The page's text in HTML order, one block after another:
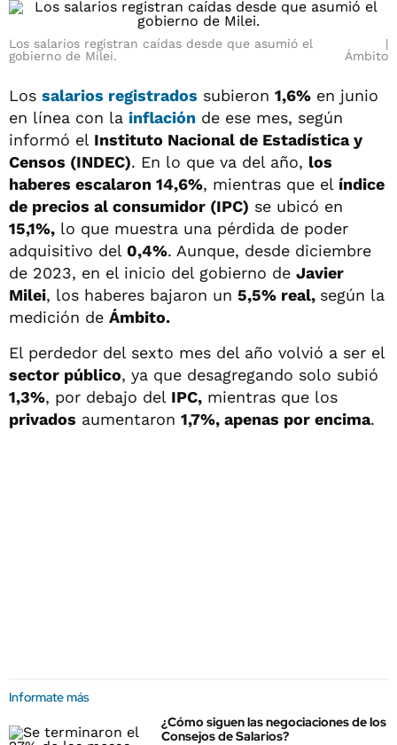
Los salarios registran caídas desde que asumió el
gobierno de Milei.
Ámbito
Los salarios registrados subieron 1,6% en junio
en línea con la inflación de ese mes, según
informó el Instituto Nacional de Estadística y
Censos (INDEC). En lo que va del año, los
haberes escalaron 14,6%, mientras que el índice
de precios al consumidor (IPC) se ubicó en
15,1%, lo que muestra una pérdida de poder
adquisitivo del 0,4%. Aunque, desde diciembre
de 2023, en el inicio del gobierno de Javier
Milei, los haberes bajaron un 5,5% real, según la
medición de Ámbito.
El perdedor del sexto mes del año volvió a ser el
sector público, ya que desagregando solo subió
1,3%, por debajo del IPC, mientras que los
privados aumentaron 1,7%, apenas por encima.
Informate más
¿Cómo siguen las negociaciones de los
Consejos de Salarios?